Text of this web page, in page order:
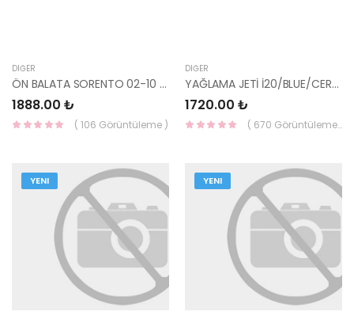
DIĞER
ÖN BALATA SORENTO 02-10 58101-3EU00-YS
1888.00 ₺
( 106 Görüntüleme )
DIĞER
YAĞLAMA JETİ İ20/BLUE/CERARO/İ30/CERATO 21151-2A700-HMC
1720.00 ₺
( 670 Görüntüleme )
YENI YENI